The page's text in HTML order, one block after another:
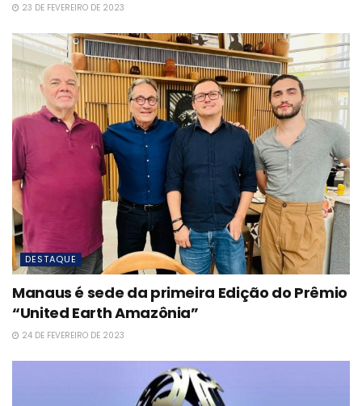
23 DE FEVEREIRO DE 2023
DESTAQUE
Manaus é sede da primeira Edição do Prêmio
“United Earth Amazônia”
24 DE FEVEREIRO DE 2023